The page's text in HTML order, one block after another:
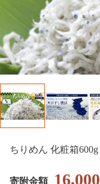
ちりめん 化粧箱600g
寄附金額 16,000